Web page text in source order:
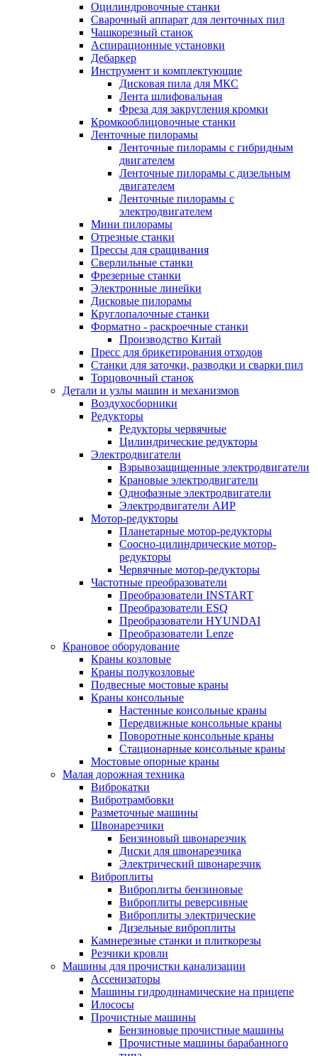
Оцилиндровочные станки
Сварочный аппарат для ленточных пил
Чашкорезный станок
Аспирационные установки
Дебаркер
Инструмент и комплектующие
Дисковая пила для МКС
Лента шлифовальная
Фреза для закругления кромки
Кромкооблицовочные станки
Ленточные пилорамы
Ленточные пилорамы с гибридным
двигателем
Ленточные пилорамы с дизельным
двигателем
Ленточные пилорамы с
электродвигателем
Мини пилорамы
Отрезные станки
Прессы для сращивания
Сверлильные станки
Фрезерные станки
Электронные линейки
Дисковые пилорамы
Круглопалочные станки
Форматно - раскроечные станки
Производство Китай
Пресс для брикетирования отходов
Станки для заточки, разводки и сварки пил
Торцовочный станок
Детали и узлы машин и механизмов
Воздухосборники
Редукторы
Редукторы червячные
Цилиндрические редукторы
Электродвигатели
Взрывозащищенные электродвигатели
Крановые электродвигатели
Однофазные электродвигатели
Электродвигатели АИР
Мотор-редукторы
Планетарные мотор-редукторы
Соосно-цилиндрические мотор-
редукторы
Червячные мотор-редукторы
Частотные преобразователи
Преобразователи INSTART
Преобразователи ESQ
Преобразователи HYUNDAI
Преобразователи Lenze
Крановое оборудование
Краны козловые
Краны полукозловые
Подвесные мостовые краны
Краны консольные
Настенные консольные краны
Передвижные консольные краны
Поворотные консольные краны
Стационарные консольные краны
Мостовые опорные краны
Малая дорожная техника
Виброкатки
Вибротрамбовки
Разметочные машины
Швонарезчики
Бензиновый швонарезчик
Диски для швонарезчика
Электрический швонарезчик
Виброплиты
Виброплиты бензиновые
Виброплиты реверсивные
Виброплиты электрические
Дизельные виброплиты
Камнерезные станки и плиткорезы
Резчики кровли
Машины для прочистки канализации
Ассенизаторы
Машины гидродинамические на прицепе
Илососы
Прочистные машины
Бензиновые прочистные машины
Прочистные машины барабанного